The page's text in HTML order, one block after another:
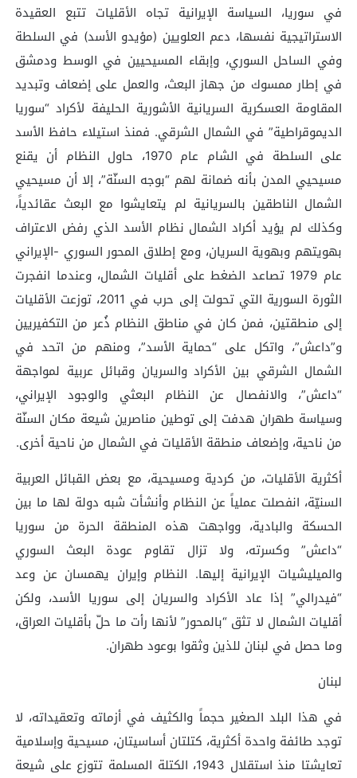
في سوريا، السياسة الإيرانية تجاه الأقليات تتبع العقيدة
الاستراتيجية نفسها، دعم العلويين (مؤيدو الأسد) في السلطة
وفي الساحل السوري، وإبقاء المسيحيين في الوسط ودمشق
في إطار ممسوك من جهاز البعث، والعمل على إضعاف وتبديد
المقاومة العسكرية السريانية الأشورية الحليفة لأكراد “سوريا
الديموقراطية” في الشمال الشرقي. فمنذ استيلاء حافظ الأسد
على السلطة في الشام عام 1970، حاول النظام أن يقنع
مسيحيي المدن بأنه ضمانة لهم “بوجه السنّة”، إلا أن مسيحيي
الشمال الناطقين بالسريانية لم يتعايشوا مع البعث عقائدياً،
وكذلك لم يؤيد أكراد الشمال نظام الأسد الذي رفض الاعتراف
بهويتهم وبهوية السريان، ومع إطلاق المحور السوري -الإيراني
عام 1979 تصاعد الضغط على أقليات الشمال، وعندما انفجرت
الثورة السورية التي تحولت إلى حرب في 2011، توزعت الأقليات
إلى منطقتين، فمن كان في مناطق النظام ذُعر من التكفيريين
و”داعش”، واتكل على “حماية الأسد”، ومنهم من اتحد في
الشمال الشرقي بين الأكراد والسريان وقبائل عربية لمواجهة
“داعش”، والانفصال عن النظام البعثي والوجود الإيراني،
وسياسة طهران هدفت إلى توطين مناصرين شيعة مكان السنّة
من ناحية، وإضعاف منطقة الأقليات في الشمال من ناحية أخرى.
أكثرية الأقليات، من كردية ومسيحية، مع بعض القبائل العربية
السنيّة، انفصلت عملياً عن النظام وأنشأت شبه دولة لها ما بين
الحسكة والبادية، وواجهت هذه المنطقة الحرة من سوريا
“داعش” وكسرته، ولا تزال تقاوم عودة البعث السوري
والميليشيات الإيرانية إليها. النظام وإيران يهمسان عن وعد
“فيدرالي” إذا عاد الأكراد والسريان إلى سوريا الأسد، ولكن
أقليات الشمال لا تثق “بالمحور” لأنها رأت ما حلّ بأقليات العراق،
وما حصل في لبنان للذين وثقوا بوعود طهران.
لبنان
في هذا البلد الصغير حجماً والكثيف في أزماته وتعقيداته، لا
توجد طائفة واحدة أكثرية، كتلتان أساسيتان، مسيحية وإسلامية
تعايشتا منذ استقلال 1943، الكتلة المسلمة تتوزع على شيعة